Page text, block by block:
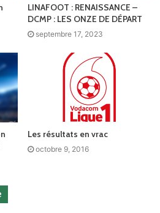
LINAFOOT : RENAISSANCE –
DCMP : LES ONZE DE DÉPART
septembre 17, 2023
Les résultats en vrac
octobre 9, 2016